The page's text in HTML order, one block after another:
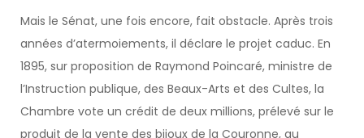
Mais le Sénat, une fois encore, fait obstacle. Après trois
années d’atermoiements, il déclare le projet caduc. En
1895, sur proposition de Raymond Poincaré, ministre de
l’Instruction publique, des Beaux-Arts et des Cultes, la
Chambre vote un crédit de deux millions, prélevé sur le
produit de la vente des bijoux de la Couronne, au